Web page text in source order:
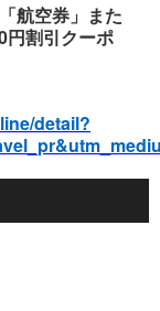
航空券」また
円割引クーポ
detail?